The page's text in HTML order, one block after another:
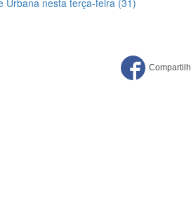
Urbana nesta terça-feira (31)